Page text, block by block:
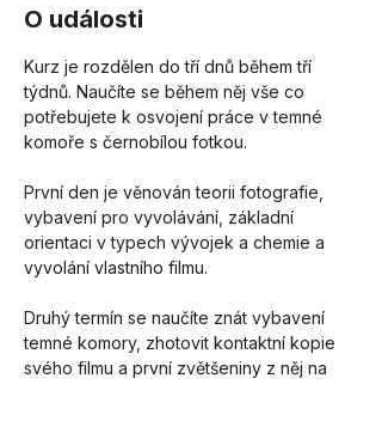
O události
Kurz je rozdělen do tří dnů během tří
týdnů. Naučíte se během něj vše co
potřebujete k osvojení práce v temné
komoře s černobílou fotkou.
První den je věnován teorii fotografie,
vybavení pro vyvolávání, základní
orientaci v typech vývojek a chemie a
vyvolání vlastního filmu.
Druhý termín se naučíte znát vybavení
temné komory, zhotovit kontaktní kopie
svého filmu a první zvětšeniny z něj na